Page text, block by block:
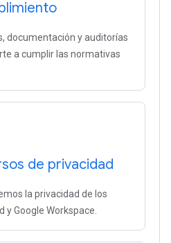
documentación y auditorías
a cumplir las normativas
de privacidad
la privacidad de los
y Google Workspace.